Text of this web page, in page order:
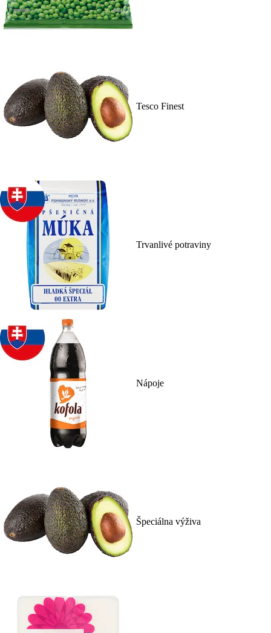
Tesco Finest
Trvanlivé potraviny
Nápoje
Špeciálna výživa